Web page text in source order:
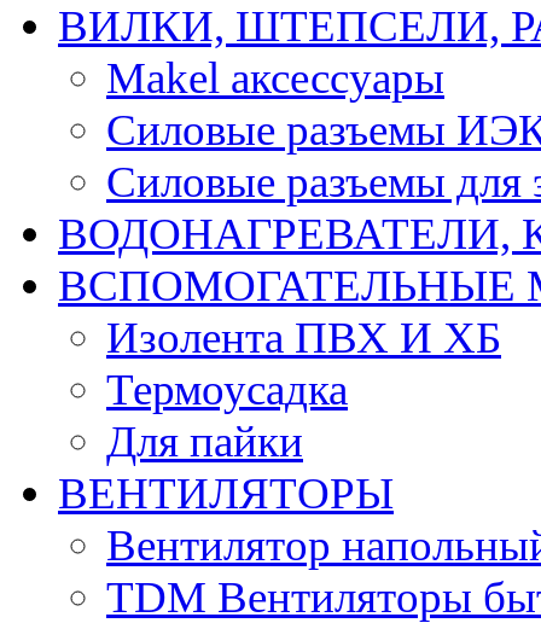
ВИЛКИ, ШТЕПСЕЛИ,
Makel аксессуары
Силовые разъемы
Силовые разъемы для
ВОДОНАГРЕВАТЕЛИ,
ВСПОМОГАТЕЛЬНЫЕ
Изолента ПВХ И ХБ
Термоусадка
Для пайки
ВЕНТИЛЯТОРЫ
Вентилятор
TDM Вентиляторы